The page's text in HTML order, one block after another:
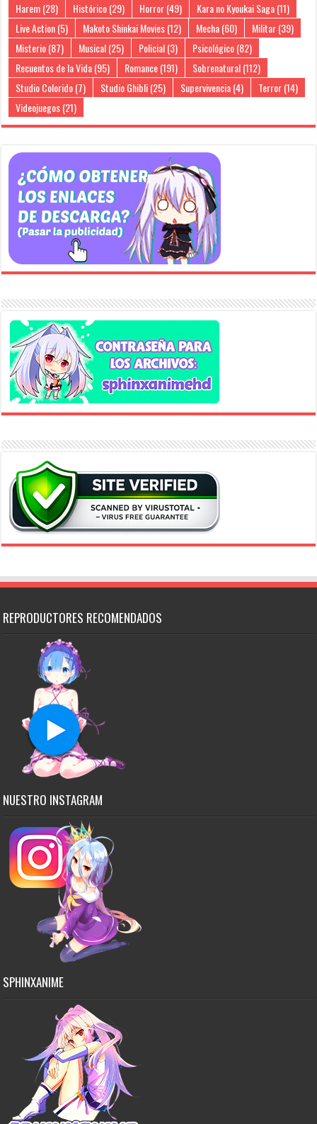
Harem(28) Histórico(29) Horror(49) Kara no Kyoukai Saga(11)
Live Action(5) Makoto Shinkai Movies(12) Mecha(60) Militar(39)
Misterio(87) Musical(25) Policial(3) Psicológico(82)
Recuentos de la Vida(95) Romance(191) Sobrenatural(112)
Studio Colorido(7) Studio Ghibli(25) Supervivencia(4) Terror(14)
Videojuegos(21)
REPRODUCTORES RECOMENDADOS
NUESTRO INSTAGRAM
SPHINXANIME